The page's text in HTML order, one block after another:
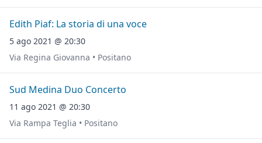
Edith Piaf: La storia di una voce
5 ago 2021 @ 20:30
Via Regina Giovanna • Positano
Sud Medina Duo Concerto
11 ago 2021 @ 20:30
Via Rampa Teglia • Positano